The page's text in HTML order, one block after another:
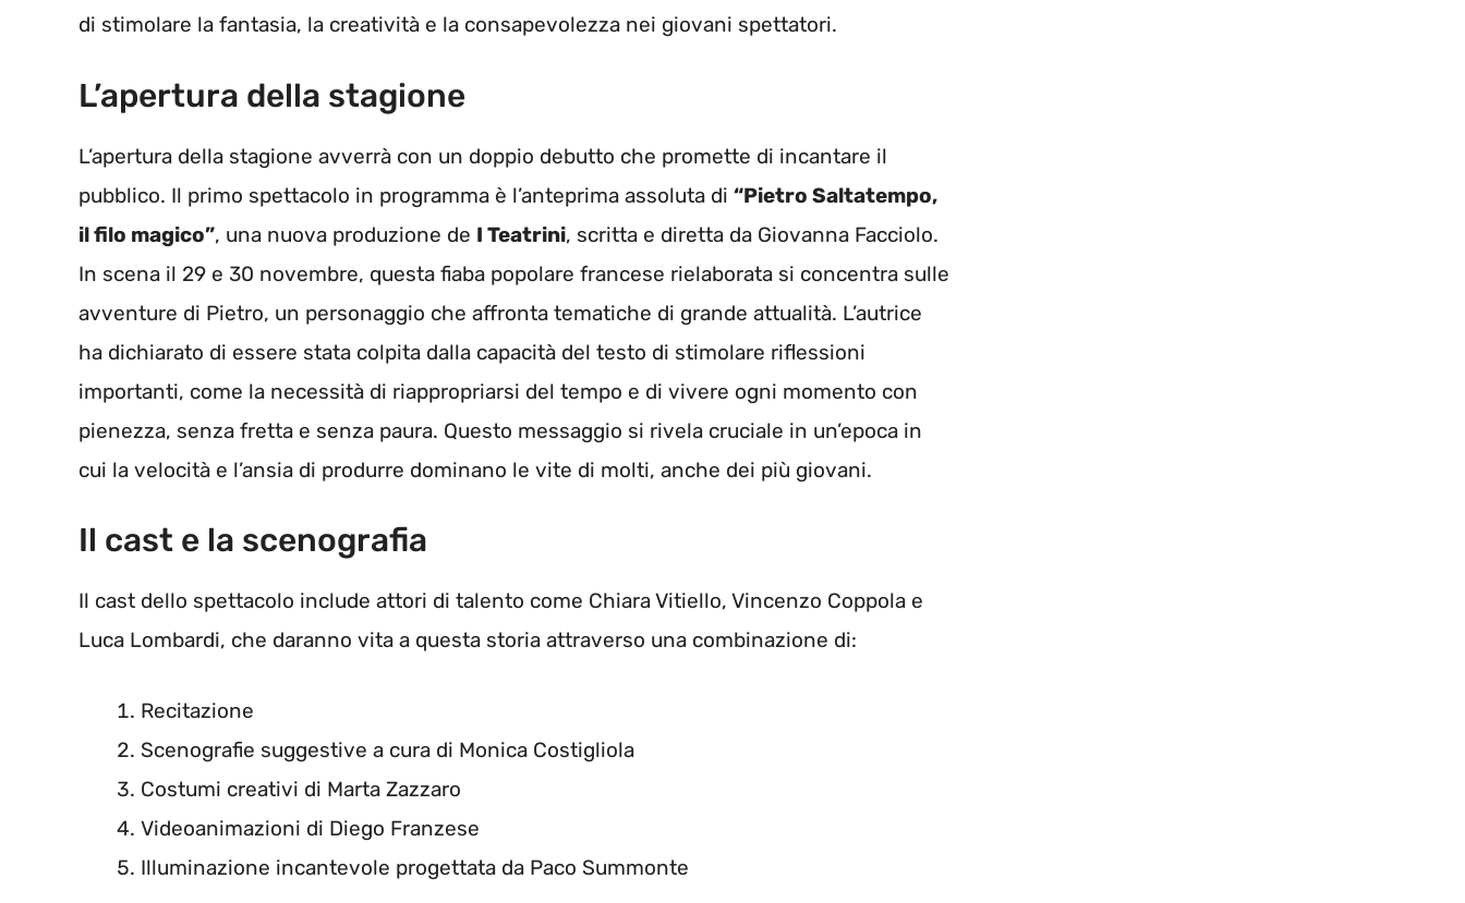
di stimolare la fantasia, la creatività e la consapevolezza nei giovani spettatori.
L’apertura della stagione
L’apertura della stagione avverrà con un doppio debutto che promette di incantare il
pubblico. Il primo spettacolo in programma è l’anteprima assoluta di “Pietro Saltatempo,
il filo magico”, una nuova produzione de I Teatrini, scritta e diretta da Giovanna Facciolo.
In scena il 29 e 30 novembre, questa fiaba popolare francese rielaborata si concentra sulle
avventure di Pietro, un personaggio che affronta tematiche di grande attualità. L’autrice
ha dichiarato di essere stata colpita dalla capacità del testo di stimolare riflessioni
importanti, come la necessità di riappropriarsi del tempo e di vivere ogni momento con
pienezza, senza fretta e senza paura. Questo messaggio si rivela cruciale in un’epoca in
cui la velocità e l’ansia di produrre dominano le vite di molti, anche dei più giovani.
Il cast e la scenografia
Il cast dello spettacolo include attori di talento come Chiara Vitiello, Vincenzo Coppola e
Luca Lombardi, che daranno vita a questa storia attraverso una combinazione di:
Recitazione
Scenografie suggestive a cura di Monica Costigliola
Costumi creativi di Marta Zazzaro
Videoanimazioni di Diego Franzese
Illuminazione incantevole progettata da Paco Summonte